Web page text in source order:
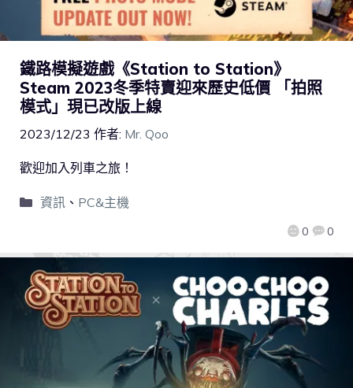
鐵路模擬遊戲《Station to Station》
Steam 2023冬季特賣迎來歷史低價 「拍照
模式」現已改版上線
2023/12/23 作者: Mr. Qoo
0 0
歡迎加入列車之旅！
資訊、 PC&主機